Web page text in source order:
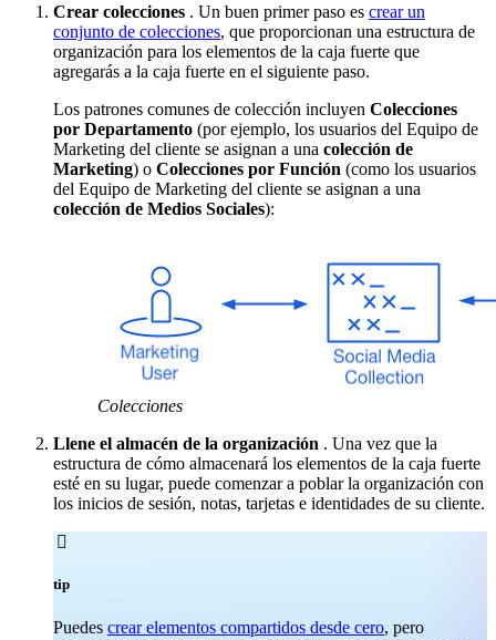
Crear colecciones . Un buen primer paso es crear un
conjunto de colecciones, que proporcionan una estructura de
organización para los elementos de la caja fuerte que
agregarás a la caja fuerte en el siguiente paso.
Los patrones comunes de colección incluyen Colecciones
por Departamento (por ejemplo, los usuarios del Equipo de
Marketing del cliente se asignan a una colección de
Marketing) o Colecciones por Función (como los usuarios
del Equipo de Marketing del cliente se asignan a una
colección de Medios Sociales):
Colecciones
Llene el almacén de la organización . Una vez que la
estructura de cómo almacenará los elementos de la caja fuerte
esté en su lugar, puede comenzar a poblar la organización con
los inicios de sesión, notas, tarjetas e identidades de su cliente.

tip
Puedes crear elementos compartidos desde cero, pero